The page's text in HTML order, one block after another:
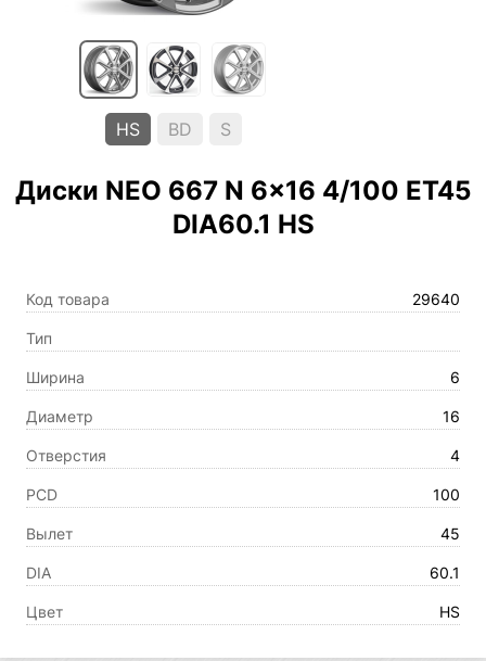
HS BD S
Диски NEO 667 N 6×16 4/100 ET45
DIA60.1 HS
Код товара 29640
Тип
Ширина 6
Диаметр 16
Отверстия 4
PCD 100
Вылет 45
DIA 60.1
Цвет HS